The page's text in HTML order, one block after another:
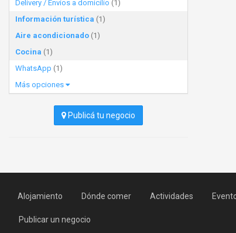
Delivery / Envíos a domicilio (1)
Información turística (1)
Aire acondicionado (1)
Cocina (1)
WhatsApp (1)
Más opciones
Publicá tu negocio
Alojamiento Dónde comer Actividades
Publicar un negocio